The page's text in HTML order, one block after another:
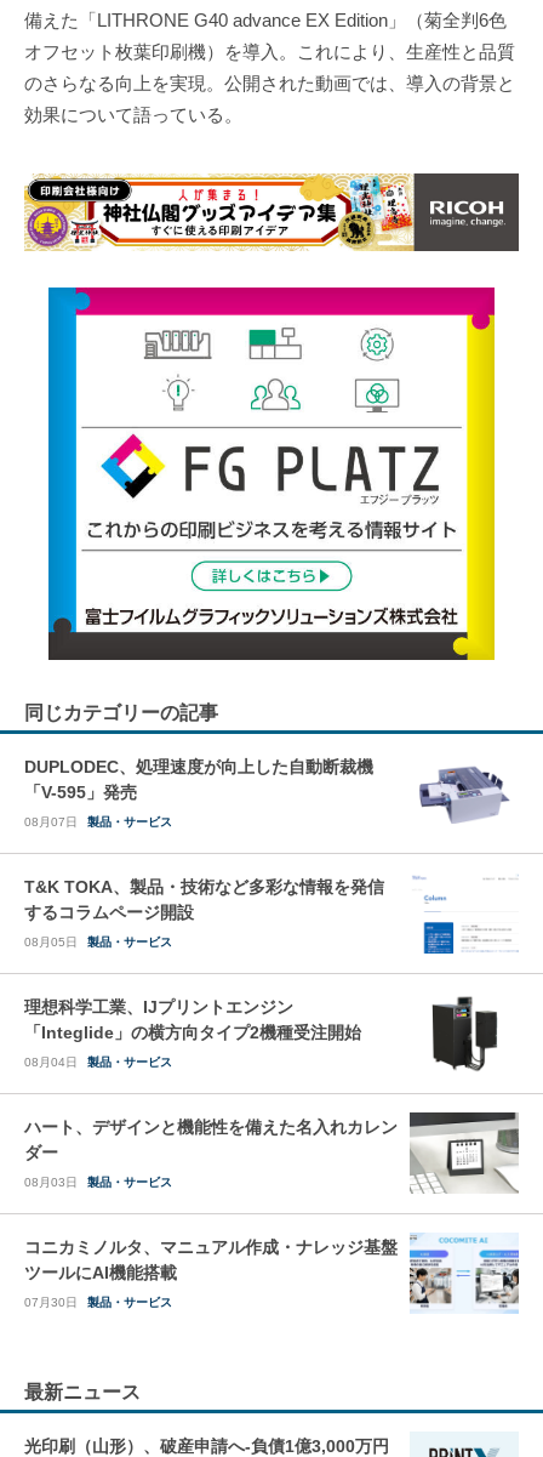
備えた「LITHRONE G40 advance EX Edition」（菊全判6色
オフセット枚葉印刷機）を導入。これにより、生産性と品質
のさらなる向上を実現。公開された動画では、導入の背景と
効果について語っている。
同じカテゴリーの記事
DUPLODEC、処理速度が向上した自動断裁機
「V-595」発売
08月07日 製品・サービス
T&K TOKA、製品・技術など多彩な情報を発信
するコラムページ開設
08月05日 製品・サービス
理想科学工業、IJプリントエンジン
「Integlide」の横方向タイプ2機種受注開始
08月04日 製品・サービス
ハート、デザインと機能性を備えた名入れカレン
ダー
08月03日 製品・サービス
コニカミノルタ、マニュアル作成・ナレッジ基盤
ツールにAI機能搭載
07月30日 製品・サービス
最新ニュース
光印刷（山形）、破産申請へ-負債1億3,000万円